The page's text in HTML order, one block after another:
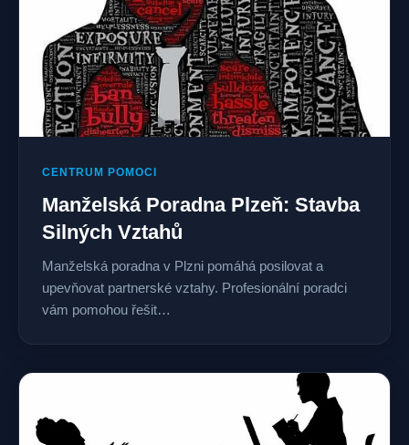
CENTRUM POMOCI
Manželská Poradna Plzeň: Stavba
Silných Vztahů
Manželská poradna v Plzni pomáhá posilovat a
upevňovat partnerské vztahy. Profesionální poradci
vám pomohou řešit…